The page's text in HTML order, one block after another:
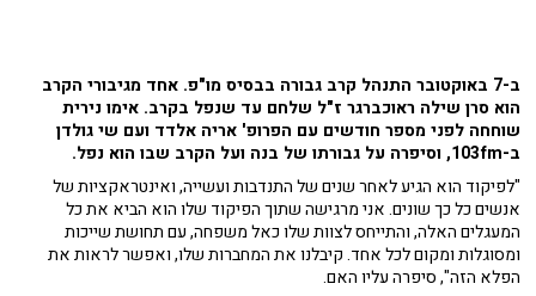
ב-7 באוקטובר התנהל קרב גבורה בבסיס מו"פ. אחד מגיבורי הקרב
הוא סרן שילה ראוכברגר ז"ל שלחם עד שנפל בקרב. אימו נירית
שוחחה לפני מספר חודשים עם הפרופ' אריה אלדד ועם שי גולדן
ב-103fm, וסיפרה על גבורתו של בנה ועל הקרב שבו הוא נפל.
"לפיקוד הוא הגיע לאחר שנים של התנדבות ועשייה, ואינטראקציות של
אנשים כל כך שונים. אני מרגישה שתוך הפיקוד שלו הוא הביא את כל
המעגלים האלה, והתייחס לצוות שלו כאל משפחה, עם תחושת שייכות
ומסוגלות ומקום לכל אחד. קיבלנו את המחברות שלו, ואפשר לראות את
הפלא הזה", סיפרה עליו האם.